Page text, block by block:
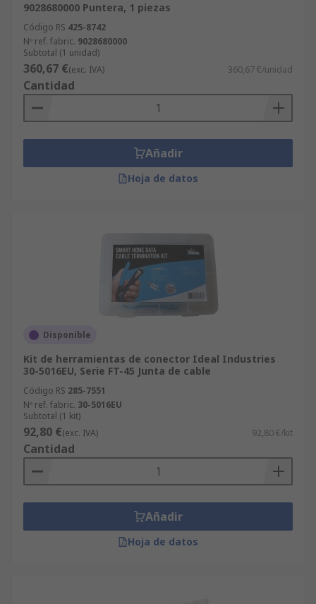
9028680000 Puntera, 1 piezas
Código RS 425-8742
Nº ref. fabric. 9028680000
Subtotal (1 unidad)
360,67 €(exc. IVA) 360,67 €/unidad
Cantidad
Añadir
Hoja de datos
Disponible
Kit de herramientas de conector Ideal Industries
30-5016EU, Serie FT-45 Junta de cable
Código RS 285-7551
Nº ref. fabric. 30-5016EU
Subtotal (1 kit)
92,80 €(exc. IVA) 92,80 €/kit
Cantidad
Añadir
Hoja de datos